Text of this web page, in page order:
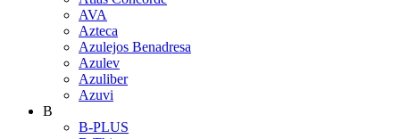
AVA
Azteca
Azulejos Benadresa
Azulev
Azuliber
Azuvi
B
B-PLUS